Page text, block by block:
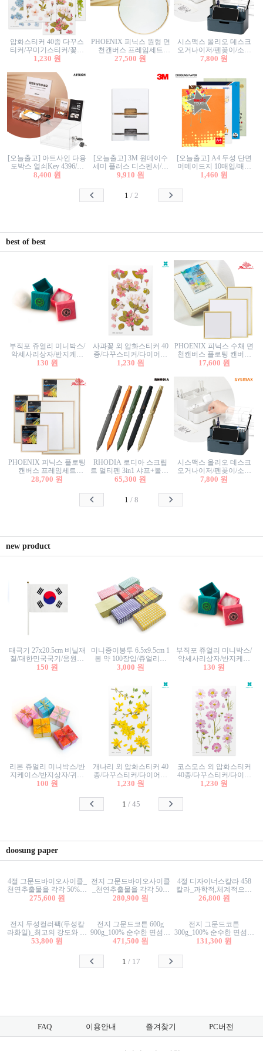
압화스티커 40종 다꾸스
티커/꾸미기스티커/꽃스
티커/압화꽃책갈피/팬시
1,230 원
PHOENIX 피닉스 원형 면
천캔버스 프레임세트
30cm/원형캔버스/플로팅
27,500 원
시스맥스 올리오 데스크
오거나이저/펜꽂이/소품
꽂이/소품함/정리함/수납
7,800 원
[오늘출고] 아트사인 다용
도박스 열쇠Key 4396/투
표함/건의함/모금함/응모
8,400 원
[오늘출고] 3M 원데이수
세미 플러스 디스펜서/소
프트수세미5매+강력수세
9,910 원
[오늘출고] A4 두성 단면
머메이드지 10매입/매직
터치/색지/색상지/색복사
칼라색지/고급복사지
1,460 원
1 / 2
best of best
부직포 쥬얼리 미니박스/
악세사리상자/반지케이
스/반지상자/귀걸이상자/
130 원
사과꽃 외 압화스티커 40
종/다꾸스티커/다이어리
꾸미기/꽃스티커/자연물
1,230 원
PHOENIX 피닉스 수채 면
천캔버스 플로팅 캔버스
프레임세트 30x30cm/액자
17,600 원
PHOENIX 피닉스 플로팅
캔버스 프레임세트
50x50cm/액자캔버스/인테
28,700 원
RHODIA 로디아 스크립
트 멀티펜 3in1 샤프+볼펜/
무광택 알루미늄 육각배
65,300 원
시스맥스 올리오 데스크
오거나이저/펜꽂이/소품
꽂이/소품함/정리함/수납
7,800 원
1 / 8
new product
태극기 27x20.5cm 비닐재
질/대한민국국기/응원깃
발/행사깃발
150 원
미니종이봉투 6.5x9.5cm 1
봉 약 100장입/쥬얼리봉
투/증명사진봉투/악세사
3,000 원
부직포 쥬얼리 미니박스/
악세사리상자/반지케이
스/반지상자/귀걸이상자/
130 원
리본 쥬얼리 미니박스/반
지케이스/반지상자/귀걸
이상자/귀걸이박스/악세
100 원
개나리 외 압화스티커 40
종/다꾸스티커/다이어리
꾸미기/꽃스티커/자연물
1,230 원
코스모스 외 압화스티커
40종/다꾸스티커/다이어
리꾸미기/꽃스티커/자연
1,230 원
1 /45
doosung paper
4절 그문드바이오사이클_
천연추출물을 각각 50%이
상 함유한 친환경그래픽
275,600 원
전지 그문드바이오사이클
_천연추출물을 각각 50%
이상 함유한 친환경그래
280,900 원
4절 디자이너스칼라 458
칼라_과학적,체계적으로
분류된 200색을 갖춘 색지
26,800 원
전지 두성컬러팩(두성칼
라화일)_최고의 강도와 평
활성을 지닌 다양한 컬러
53,800 원
전지 그문드코튼 600g
900g_100% 순수한 면섬유
로 만든 친환경프리미엄
471,500 원
전지 그문드코튼
300g_100% 순수한 면섬유
로 만든 친환경프리미엄
131,300 원
1 / 17
FAQ 이용안내 즐겨찾기 PC버전